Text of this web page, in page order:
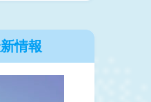
情報